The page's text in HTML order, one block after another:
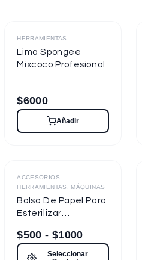
Destacado
HERRAMIENTAS
Lima Spongee
Mixcoco Profesional
$6000
Añadir
ACCESORIOS,
HERRAMIENTAS, MÁQUINAS
Bolsa De Papel Para
Esterilizar
$500 - $1000
Seleccionar